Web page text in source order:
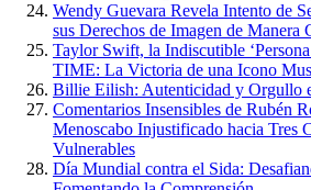
Wendy Guevara Revela Intento de
sus Derechos de Imagen de Manera
Taylor Swift, la Indiscutible
TIME: La Victoria de una Icono
Billie Eilish: Autenticidad y Orgullo
Comentarios Insensibles de Rubén
Menoscabo Injustificado hacia Tres
Vulnerables
Día Mundial contra el Sida: